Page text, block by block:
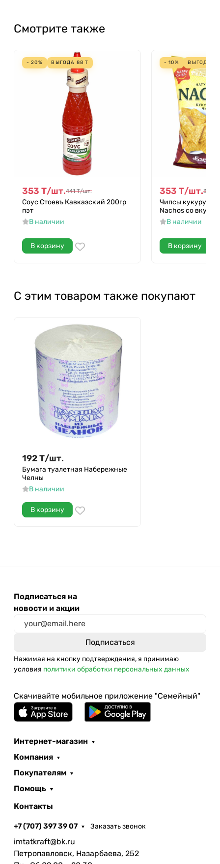
Смотрите также
- 20% ВЫГОДА 88 Т
353 Т/шт.441 Т/шт.
Соус Стоевъ Кавказский 200гр
пэт
В наличии
В корзину
- 10% ВЫГОДА
353 Т/шт.392
Чипсы
Nachos со
В наличии
В корзину
С этим товаром также покупают
192Т/шт.
Бумага туалетная Набережные
Челны
В наличии
В корзину
Подписаться на
новости и акции
Нажимая на кнопку подтверждения, я принимаю
условия политики обработки персональных данных
Скачивайте мобильное приложение "Семейный"
Интернет-магазин
Компания
Покупателям
Помощь
Контакты
+7 (707) 397 39 07 Заказать звонок
imtatkraft@bk.ru
Петропавловск, Назарбаева, 252